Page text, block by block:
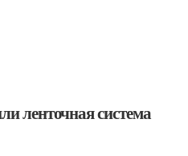
ленточная система